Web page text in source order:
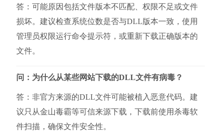
答：可能原因包括文件版本不匹配、权限不足或文件
损坏。建议检查系统位数是否与DLL版本一致，使用
管理员权限运行命令提示符，或重新下载正确版本的
文件。
问：为什么从某些网站下载的DLL文件有病毒？
答：非官方来源的DLL文件可能被植入恶意代码。建
议只从金山毒霸等可信来源下载，下载前使用杀毒软
件扫描，确保文件安全性。